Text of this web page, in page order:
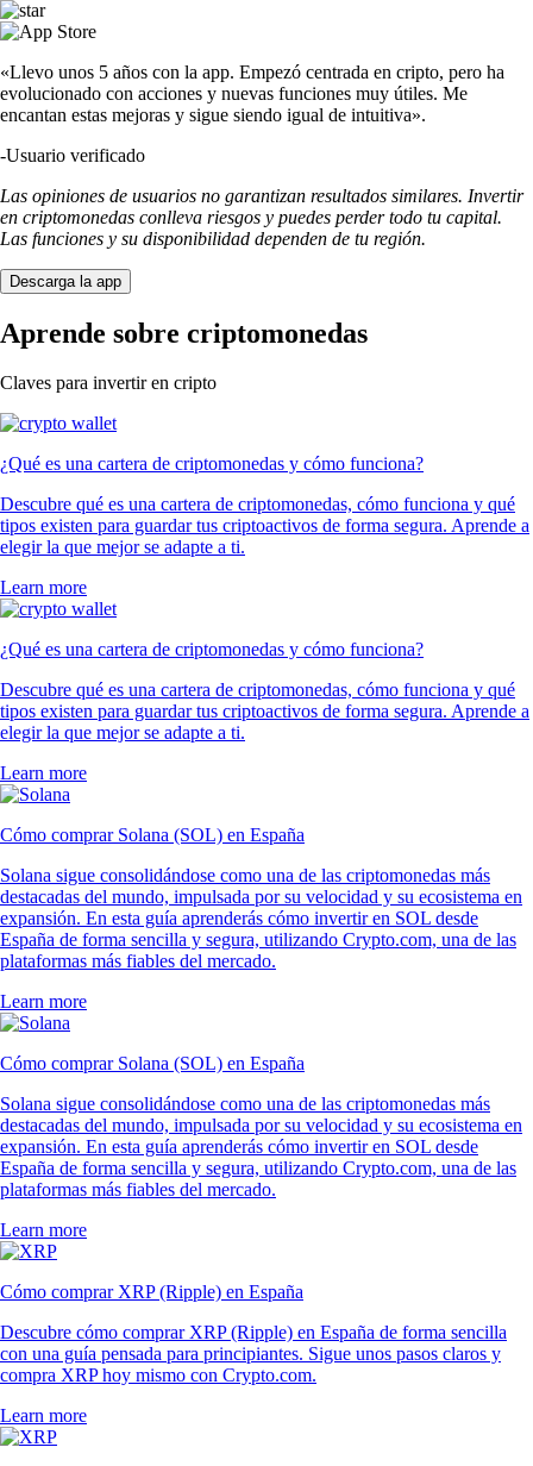
«Llevo unos 5 años con la app. Empezó centrada en cripto, pero ha
evolucionado con acciones y nuevas funciones muy útiles. Me
encantan estas mejoras y sigue siendo igual de intuitiva».
-Usuario verificado
Las opiniones de usuarios no garantizan resultados similares. Invertir
en criptomonedas conlleva riesgos y puedes perder todo tu capital.
Las funciones y su disponibilidad dependen de tu región.
Descarga la app
Aprende sobre criptomonedas
Claves para invertir en cripto
¿Qué es una cartera de criptomonedas y cómo funciona?
Descubre qué es una cartera de criptomonedas, cómo funciona y qué
tipos existen para guardar tus criptoactivos de forma segura. Aprende a
elegir la que mejor se adapte a ti.
Learn more
¿Qué es una cartera de criptomonedas y cómo funciona?
Descubre qué es una cartera de criptomonedas, cómo funciona y qué
tipos existen para guardar tus criptoactivos de forma segura. Aprende a
elegir la que mejor se adapte a ti.
Learn more
Cómo comprar Solana (SOL) en España
Solana sigue consolidándose como una de las criptomonedas más
destacadas del mundo, impulsada por su velocidad y su ecosistema en
expansión. En esta guía aprenderás cómo invertir en SOL desde
España de forma sencilla y segura, utilizando Crypto.com, una de las
plataformas más fiables del mercado.
Learn more
Cómo comprar Solana (SOL) en España
Solana sigue consolidándose como una de las criptomonedas más
destacadas del mundo, impulsada por su velocidad y su ecosistema en
expansión. En esta guía aprenderás cómo invertir en SOL desde
España de forma sencilla y segura, utilizando Crypto.com, una de las
plataformas más fiables del mercado.
Learn more
Cómo comprar XRP (Ripple) en España
Descubre cómo comprar XRP (Ripple) en España de forma sencilla
con una guía pensada para principiantes. Sigue unos pasos claros y
compra XRP hoy mismo con Crypto.com.
Learn more